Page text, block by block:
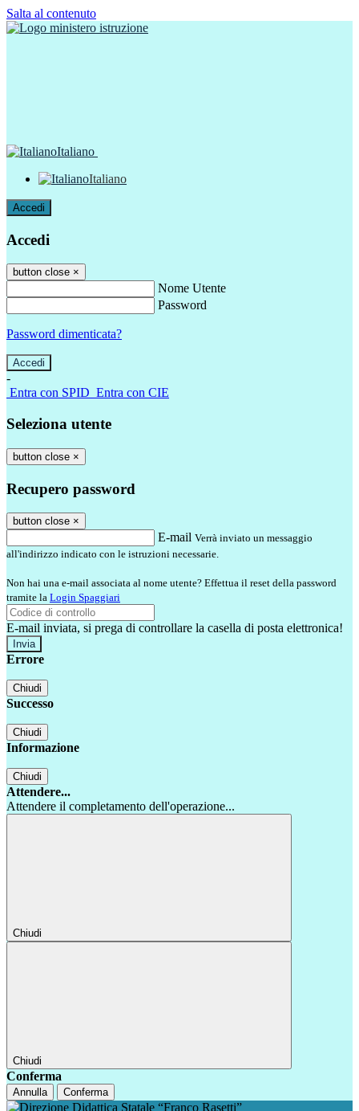
Salta al contenuto
Italiano
Italiano
Accedi
Accedi
button close ×
Nome Utente
Password
Password dimenticata?
-
Entra con SPID Entra con CIE
Seleziona utente
button close ×
Recupero password
button close ×
E-mail Verrà inviato un messaggio
all'indirizzo indicato con le istruzioni necessarie.
Non hai una e-mail associata al nome utente? Effettua il reset della password
tramite la Login Spaggiari
E-mail inviata, si prega di controllare la casella di posta elettronica!
Errore
Chiudi
Successo
Chiudi
Informazione
Chiudi
Attendere...
Attendere il completamento dell'operazione...
Chiudi
Chiudi
Conferma
Annulla Conferma